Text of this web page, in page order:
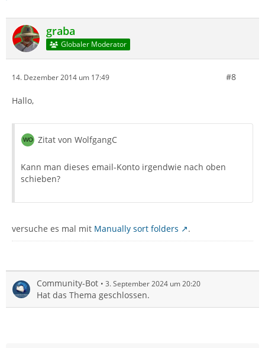
graba
Globaler Moderator
14. Dezember 2014 um 17:49 #8
Hallo,
Zitat von WolfgangC
Kann man dieses email-Konto irgendwie nach oben
schieben?
versuche es mal mit Manually sort folders .
Community-Bot 3. September 2024 um 20:20
Hat das Thema geschlossen.